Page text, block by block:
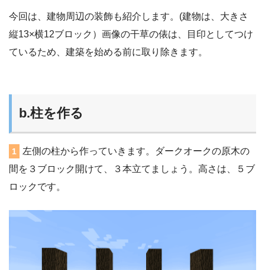
今回は、建物周辺の装飾も紹介します。(建物は、大きさ
縦13×横12ブロック）画像の干草の俵は、目印としてつけ
ているため、建築を始める前に取り除きます。
b.柱を作る
1
左側の柱から作っていきます。ダークオークの原木の
間を３ブロック開けて、３本立てましょう。高さは、５ブ
ロックです。